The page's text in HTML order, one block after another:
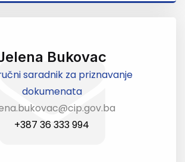
Bukovac
saradnik za priznavanje
dokumenata
+387 36 333 994